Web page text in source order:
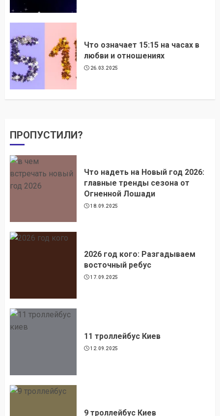
Что означает 15:15 на часах в
любви и отношениях
26.03.2025
ПРОПУСТИЛИ?
Что надеть на Новый год 2026:
главные тренды сезона от
Огненной Лошади
18.09.2025
2026 год кого: Разгадываем
восточный ребус
17.09.2025
11 троллейбус Киев
12.09.2025
9 троллейбус Киев